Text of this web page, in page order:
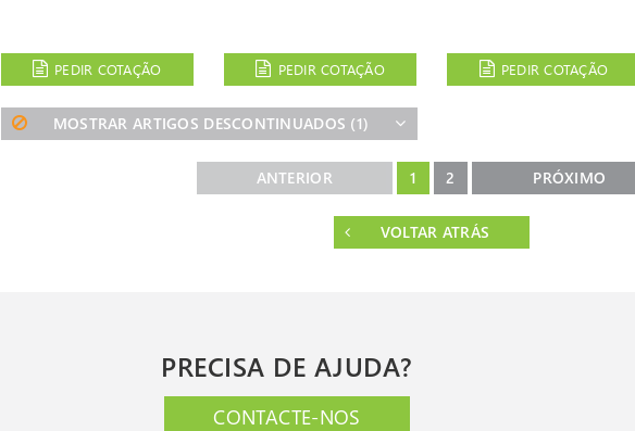
PEDIR COTAÇÃO PEDIR COTAÇÃO PEDIR COTAÇÃO
MOSTRAR ARTIGOS DESCONTINUADOS (1)
ANTERIOR 1 2 PRÓXIMO
VOLTAR ATRÁS
PRECISA DE AJUDA?
CONTACTE-NOS